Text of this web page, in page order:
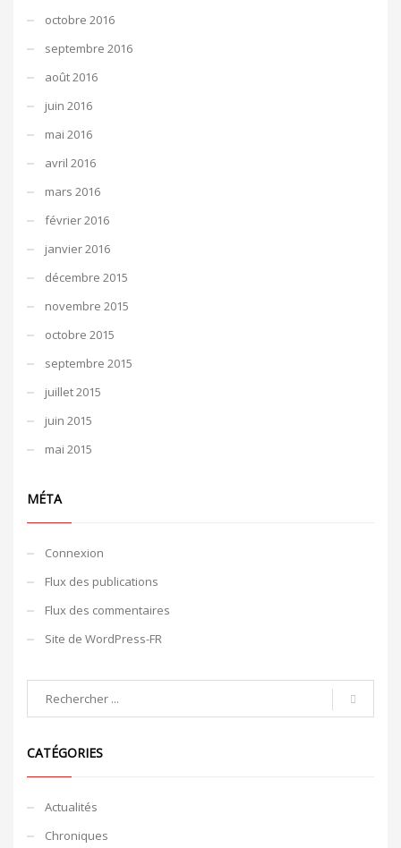
octobre 2016
septembre 2016
août 2016
juin 2016
mai 2016
avril 2016
mars 2016
février 2016
janvier 2016
décembre 2015
novembre 2015
octobre 2015
septembre 2015
juillet 2015
juin 2015
mai 2015
MÉTA
Connexion
Flux des publications
Flux des commentaires
Site de WordPress-FR
CATÉGORIES
Actualités
Chroniques